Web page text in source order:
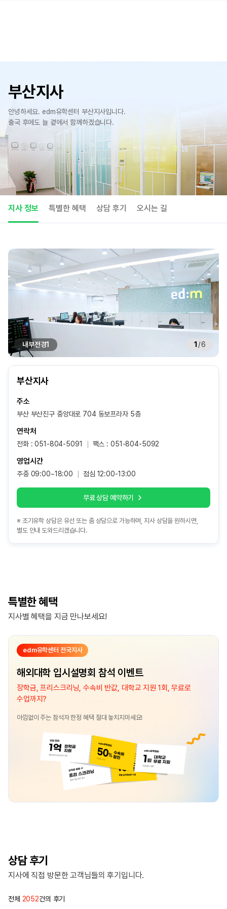
부산지사
안녕하세요. edm유학센터 부산지사입니다.
출국 후에도 늘 곁에서 함께하겠습니다.
지사 정보 특별한 혜택 상담 후기 오시는 길
내부전경1 1 /6
부산지사
주소
부산 부산진구 중앙대로 704 동보프라자 5층
연락처
전화 : 051-804-5091 팩스 : 051-804-5092
영업시간
주중 09:00~18:00 점심 12:00-13:00
무료 상담 예약하기
※ 조기유학 상담은 유선 또는 줌 상담으로 가능하며, 지사 상담을 원하시면,
별도 안내 도와드리겠습니다.
특별한 혜택
지사별 혜택을 지금 만나보세요!
edm유학센터 전국지사
해외대학 입시설명회 참석 이벤트
장학금, 프리스크리닝, 수속비 반값, 대학교 지원 1회, 무료로
수업까지?
아낌없이 주는 참석자 한정 혜택 절대 놓치지마세요!
상담 후기
지사에 직접 방문한 고객님들의 후기입니다.
전체 2052건의 후기